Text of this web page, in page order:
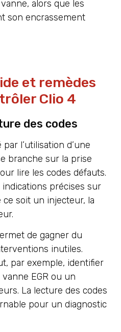
alors que les
son encrassement
et remèdes
Clio 4
des codes
l’utilisation d’une
branche sur la prise
lire les codes défauts.
précises sur
ce soit un injecteur, la
de gagner du
inutiles.
par exemple, identifier
EGR ou un
La lecture des codes
pour un diagnostic